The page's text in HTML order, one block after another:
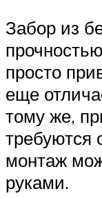
Забор из
просто
еще
тому же,
требуются
монтаж
руками.